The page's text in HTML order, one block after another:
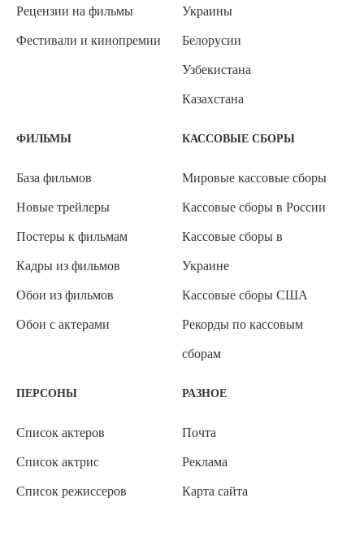
Рецензии на фильмы
Фестивали и кинопремии
Украины
Белорусии
Узбекистана
Казахстана
ФИЛЬМЫ
База фильмов
Новые трейлеры
Постеры к фильмам
Кадры из фильмов
Обои из фильмов
Обои с актерами
КАССОВЫЕ СБОРЫ
Мировые кассовые сборы
Кассовые сборы в России
Кассовые сборы в
Украине
Кассовые сборы США
Рекорды по кассовым
сборам
ПЕРСОНЫ
Список актеров
Список актрис
Список режиссеров
РАЗНОЕ
Почта
Реклама
Карта сайта